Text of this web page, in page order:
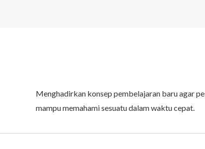
Menghadirkan konsep pembelajaran baru agar
mampu memahami sesuatu dalam waktu cepat.